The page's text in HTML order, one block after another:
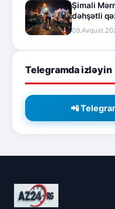
Şimali
dəhşətli
Telegramda izləyin
📲